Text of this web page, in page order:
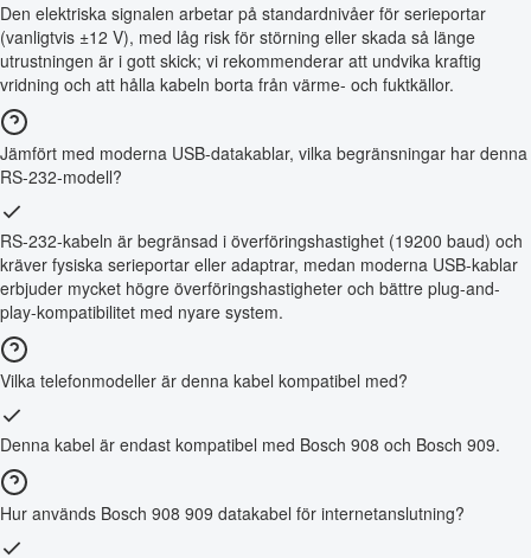
Den elektriska signalen arbetar på standardnivåer för serieportar
(vanligtvis ±12 V), med låg risk för störning eller skada så länge
utrustningen är i gott skick; vi rekommenderar att undvika kraftig
vridning och att hålla kabeln borta från värme- och fuktkällor.
Jämfört med moderna USB-datakablar, vilka begränsningar har denna
RS-232-modell?
RS-232-kabeln är begränsad i överföringshastighet (19200 baud) och
kräver fysiska serieportar eller adaptrar, medan moderna USB-kablar
erbjuder mycket högre överföringshastigheter och bättre plug-and-
play-kompatibilitet med nyare system.
Vilka telefonmodeller är denna kabel kompatibel med?
Denna kabel är endast kompatibel med Bosch 908 och Bosch 909.
Hur används Bosch 908 909 datakabel för internetanslutning?